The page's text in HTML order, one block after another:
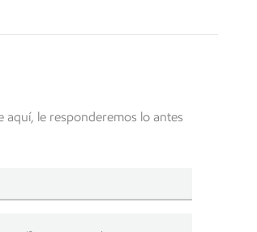
aquí, le responderemos lo antes